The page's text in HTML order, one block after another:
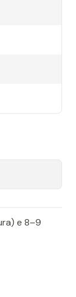
e 8–9